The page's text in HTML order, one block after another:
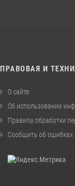
ПРАВОВАЯ И
О сайте
Об использовании
Правила обработки
Сообщить об ошибках